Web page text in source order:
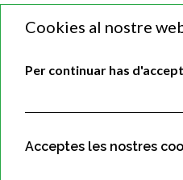
Cookies al nostre
Per continuar has
Acceptes les nostres